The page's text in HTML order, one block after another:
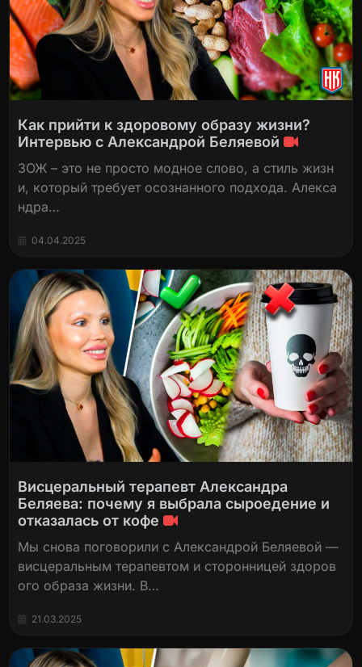
Как прийти к здоровому образу жизни?
Интервью с Александрой Беляевой
ЗОЖ – это не просто модное слово, а стиль жизн
и, который требует осознанного подхода. Алекса
ндра…
04.04.2025
Висцеральный терапевт Александра
Беляева: почему я выбрала сыроедение и
отказалась от кофе
Мы снова поговорили с Александрой Беляевой —
висцеральным терапевтом и сторонницей здоров
ого образа жизни. В…
21.03.2025